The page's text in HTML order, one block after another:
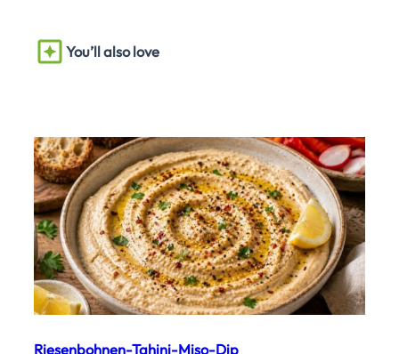
You’ll also love
Riesenbohnen-Tahini-Miso-Dip